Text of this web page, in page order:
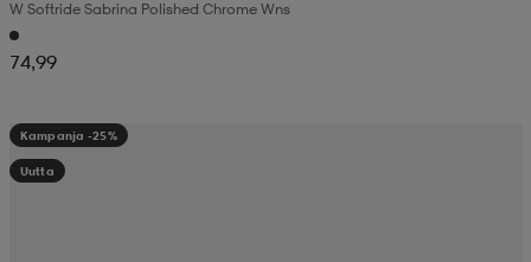
W Softride Sabrina Polished Chrome Wns
74,99
Kampanja -25%
Uutta